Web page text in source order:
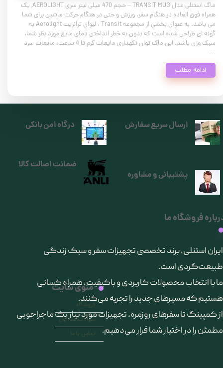
ماگ استنلی مدل TRANSIT MUG – حجم 470 میلی لیتر سری AEROLIGHT, یک
همراه فوق العاده در هنگام سفر، ورزش و حتی در هنگام حرکت ماشین برای شما
می باشد. به عنوان بخشی از مجموعه Transit ، لیوان ترانزیت Aerolight به
گونه ای طراحی شده است که بدون به خطر انداختن دمای مایع مورد نظر شما،
سبک وزن باشد. این ماگ توان نگهداری مایعات گرم تا 4 ساعت، مایعات سرد
…
ادامه مطلب
ارسال سریع سفارش
فروشگاه ما
​ایران استنلی، برند تخصصی تجهیزات سفر و سبک زندگی
طبیعت‌گردی است.
ما با انتخاب محصولات کاربردی و باکیفیت، همراه کسانی
هستیم که مسیرهای جدید را تجربه می‌کنند.
از کمپینگ تا سفرهای روزمره، تجهیزات مورد نیاز یک ماجراجویی
مطمئن را در اختیار شما قرار می‌دهیم.
منوی سایت
فروشگاه
سوالات متداول
تماس با ما
درگاه امن بانکی
پشتیبانی و مشاوره
ضمانت اصالت کالا